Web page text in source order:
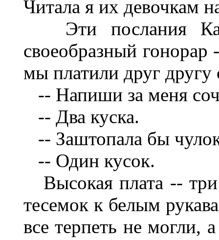
Читала я их девочкам
Эти послания
своеобразный гонорар
мы платили друг другу
-- Напиши за меня
-- Два куска.
-- Заштопала бы
-- Один кусок.
Высокая плата -- три
тесемок к белым
все терпеть не могли,